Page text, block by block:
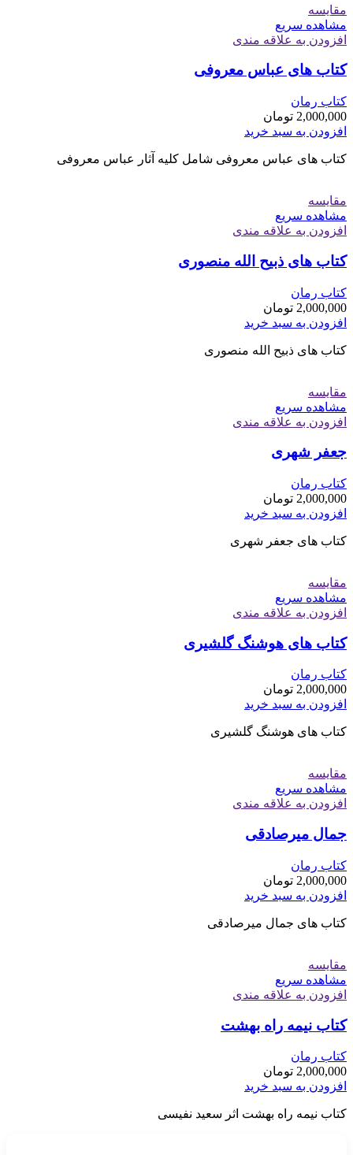
مقایسه
مشاهده سریع
افزودن به علاقه مندی
کتاب های عباس معروفی
کتاب رمان
2,000,000 تومان
افزودن به سبد خرید
کتاب های عباس معروفی شامل کلیه آثار عباس معروفی
مقایسه
مشاهده سریع
افزودن به علاقه مندی
کتاب های ذبیح الله منصوری
کتاب رمان
2,000,000 تومان
افزودن به سبد خرید
کتاب های ذبیح الله منصوری
مقایسه
مشاهده سریع
افزودن به علاقه مندی
جعفر شهری
کتاب رمان
2,000,000 تومان
افزودن به سبد خرید
کتاب های جعفر شهری
مقایسه
مشاهده سریع
افزودن به علاقه مندی
کتاب های هوشنگ گلشیری
کتاب رمان
2,000,000 تومان
افزودن به سبد خرید
کتاب های هوشنگ گلشیری
مقایسه
مشاهده سریع
افزودن به علاقه مندی
جمال میرصادقی
کتاب رمان
2,000,000 تومان
افزودن به سبد خرید
کتاب های جمال میرصادقی
مقایسه
مشاهده سریع
افزودن به علاقه مندی
کتاب نیمه راه بهشت
کتاب رمان
2,000,000 تومان
افزودن به سبد خرید
کتاب نیمه راه بهشت اثر سعید نفیسی